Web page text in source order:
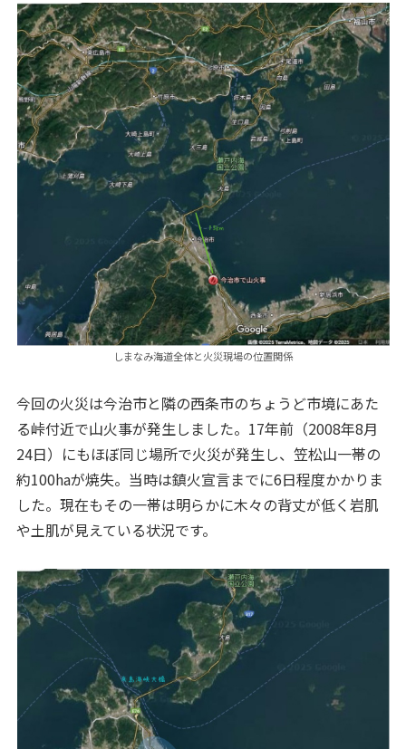
しまなみ海道全体と火災現場の位置関係
今回の火災は今治市と隣の西条市のちょうど市境にあた
る峠付近で山火事が発生しました。17年前（2008年8月
24日）にもほぼ同じ場所で火災が発生し、笠松山一帯の
約100haが焼失。当時は鎮火宣言までに6日程度かかりま
した。現在もその一帯は明らかに木々の背丈が低く岩肌
や土肌が見えている状況です。